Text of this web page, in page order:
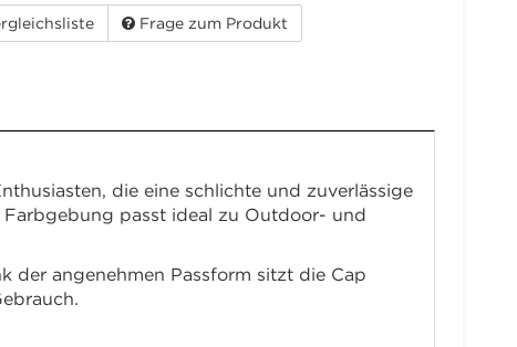
Frage zum Produkt
die eine schlichte und zuverlässige
Farbgebung passt ideal zu Outdoor- und
der angenehmen Passform sitzt die Cap